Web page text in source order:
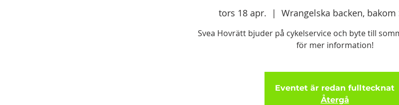
tors 18 apr.
  |
Wrangelska backen, bakom
Svea Hovrätt bjuder på cykelservice och byte till
för mer information!
Eventet är redan fulltecknat
Återgå